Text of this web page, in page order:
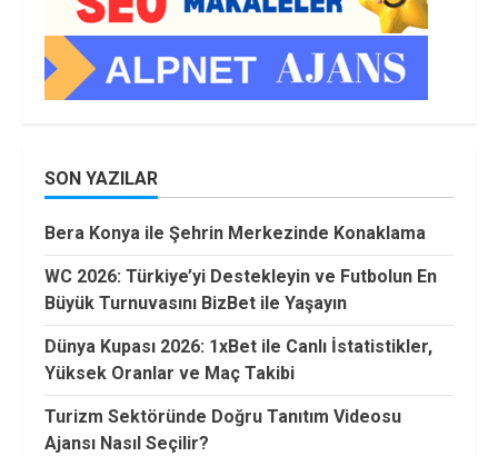
SON YAZILAR
Bera Konya ile Şehrin Merkezinde Konaklama
WC 2026: Türkiye’yi Destekleyin ve Futbolun En
Büyük Turnuvasını BizBet ile Yaşayın
Dünya Kupası 2026: 1xBet ile Canlı İstatistikler,
Yüksek Oranlar ve Maç Takibi
Turizm Sektöründe Doğru Tanıtım Videosu
Ajansı Nasıl Seçilir?